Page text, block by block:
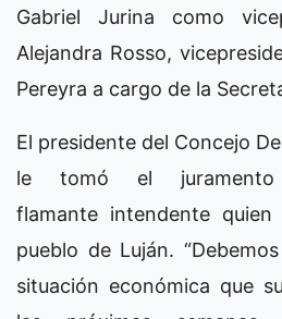
Gabriel Jurina como
Alejandra Rosso,
Pereyra a cargo de la
El presidente del Concejo
le tomó el
flamante intendente
pueblo de Luján.
situación económica que